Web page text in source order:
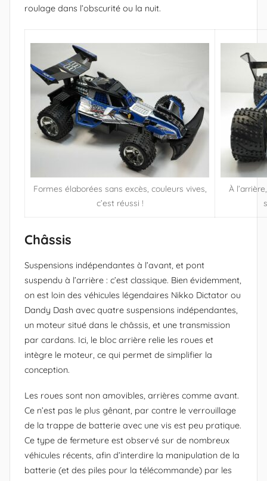
roulage dans l’obscurité ou la nuit.
Formes élaborées sans excès, couleurs vives,
c’est réussi !
À
Châssis
Suspensions indépendantes à l’avant, et pont
suspendu à l’arrière : c’est classique. Bien évidemment,
on est loin des véhicules légendaires Nikko Dictator ou
Dandy Dash avec quatre suspensions indépendantes,
un moteur situé dans le châssis, et une transmission
par cardans. Ici, le bloc arrière relie les roues et
intègre le moteur, ce qui permet de simplifier la
conception.
Les roues sont non amovibles, arrières comme avant.
Ce n’est pas le plus gênant, par contre le verrouillage
de la trappe de batterie avec une vis est peu pratique.
Ce type de fermeture est observé sur de nombreux
véhicules récents, afin d’interdire la manipulation de la
batterie (et des piles pour la télécommande) par les